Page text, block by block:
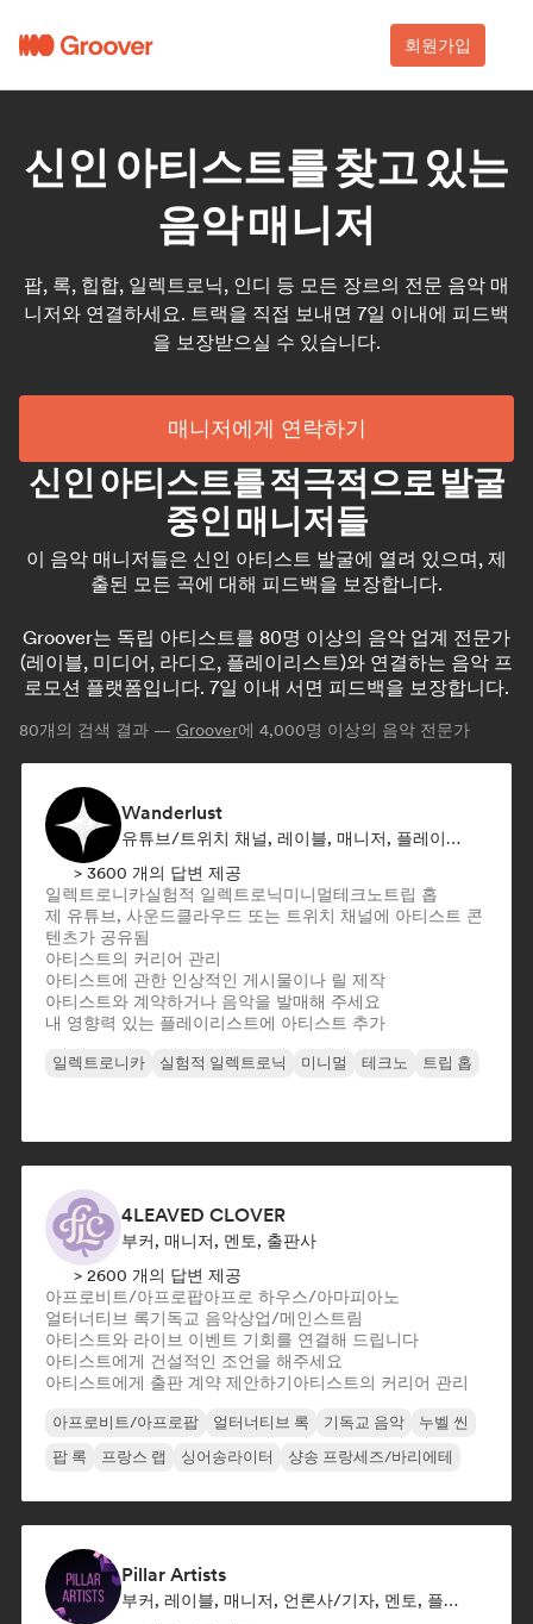
회원가입
신인 아티스트를 찾고 있는
음악 매니저
팝, 록, 힙합, 일렉트로닉, 인디 등 모든 장르의 전문 음악 매
니저와 연결하세요. 트랙을 직접 보내면 7일 이내에 피드백
을 보장받으실 수 있습니다.
매니저에게 연락하기
신인 아티스트를 적극적으로 발굴
중인 매니저들
이 음악 매니저들은 신인 아티스트 발굴에 열려 있으며, 제
출된 모든 곡에 대해 피드백을 보장합니다.
Groover는 독립 아티스트를 80명 이상의 음악 업계 전문가
(레이블, 미디어, 라디오, 플레이리스트)와 연결하는 음악 프
로모션 플랫폼입니다. 7일 이내 서면 피드백을 보장합니다.
80개의 검색 결과 — Groover에 4,000명 이상의 음악 전문가
Wanderlust
유튜브/트위치 채널, 레이블, 매니저, 플레이리스트 큐레이터, 소셜 미디어 인플루언서
> 3600 개의 답변 제공
일렉트로니카실험적 일렉트로닉미니멀테크노 트립 홉
제 유튜브, 사운드클라우드 또는 트위치 채널에 아티스트 콘
텐츠가 공유됨
아티스트의 커리어 관리
아티스트에 관한 인상적인 게시물이나 릴 제작
아티스트와 계약하거나 음악을 발매해 주세요
내 영향력 있는 플레이리스트에 아티스트 추가
일렉트로니카 실험적 일렉트로닉 미니멀 테크노 트립 홉
4LEAVED CLOVER
부커, 매니저, 멘토, 출판사
> 2600 개의 답변 제공
아프로비트/아프로팝아프로 하우스/아마피아노
얼터너티브 록기독교 음악상업/메인스트림
아티스트와 라이브 이벤트 기회를 연결해 드립니다
아티스트에게 건설적인 조언을 해주세요
아티스트에게 출판 계약 제안하기아티스트의 커리어 관리
아프로비트/아프로팝 얼터너티브 록 기독교 음악
누벨 씬
팝 록
프랑스 랩 싱어송라이터 샹송 프랑세즈/바리에테
Pillar Artists
부커, 레이블, 매니저, 언론사/기자, 멘토, 플레이리스트 큐레이터